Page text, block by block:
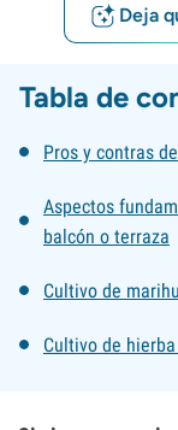
Deja
Tabla de
Pros y contras
Aspectos
balcón o terraza
Cultivo de
Cultivo de